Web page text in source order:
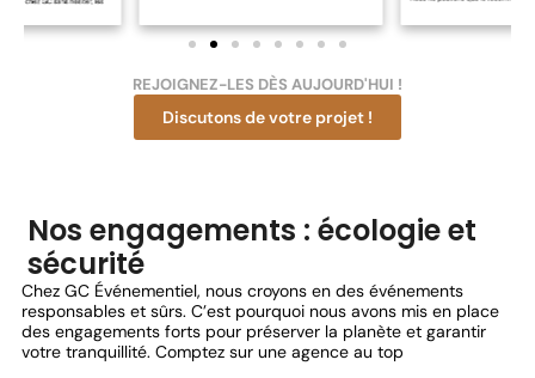
REJOIGNEZ-LES DÈS AUJOURD'HUI !
Discutons de votre projet !
Nos engagements : écologie et
sécurité
Chez GC Événementiel, nous croyons en des événements
responsables et sûrs. C’est pourquoi nous avons mis en place
des engagements forts pour préserver la planète et garantir
votre tranquillité. Comptez sur une agence au top